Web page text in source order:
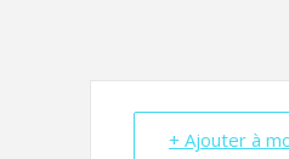
+ Ajouter à